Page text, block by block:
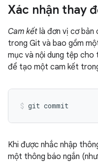
Xác nhận thay
Cam kết là đơn vị cơ bản
trong Git và bao gồm
mục và nội dung tệp cho
để tạo một cam kết
Khi được nhắc nhập
một thông báo ngắn